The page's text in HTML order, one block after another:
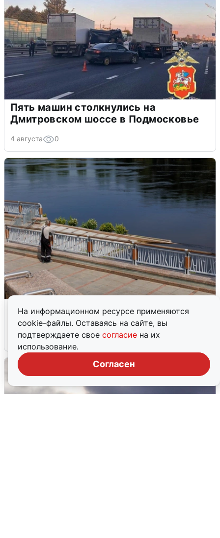
На информационном ресурсе применяются
cookie-файлы. Оставаясь на сайте, вы
подтверждаете свое согласие на их
использование.
Согласен
Пять машин столкнулись на
Дмитровском шоссе в Подмосковье
4 августа 0
В Туре вода убывает, на других реках
области прибывает
4 августа 0